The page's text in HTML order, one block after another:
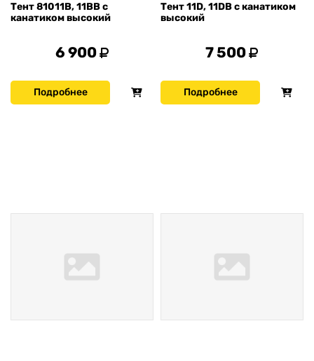
Тент 81011В, 11ВВ с
канатиком высокий
6 900
Подробнее
Тент 11D, 11DB с канатиком
высокий
7 500
Подробнее